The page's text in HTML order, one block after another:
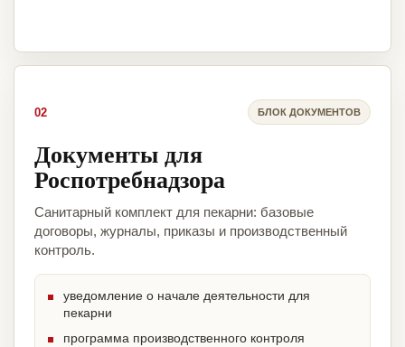
02 БЛОК ДОКУМЕНТОВ
Документы для
Роспотребнадзора
Санитарный комплект для пекарни: базовые
договоры, журналы, приказы и производственный
контроль.
уведомление о начале деятельности для
пекарни
программа производственного контроля